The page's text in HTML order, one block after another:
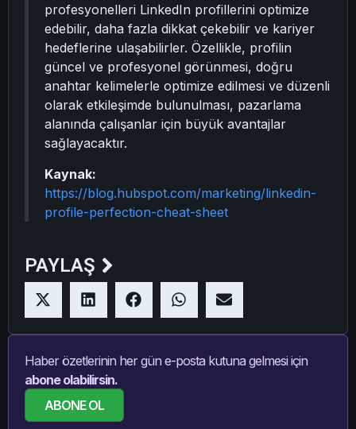
profesyonelleri LinkedIn profillerini optimize
edebilir, daha fazla dikkat çekebilir ve kariyer
hedeflerine ulaşabilirler. Özellikle, profilin
güncel ve profesyonel görünmesi, doğru
anahtar kelimelerle optimize edilmesi ve düzenli
olarak etkileşimde bulunulması, pazarlama
alanında çalışanlar için büyük avantajlar
sağlayacaktır.
Kaynak:
https://blog.hubspot.com/marketing/linkedin-
profile-perfection-cheat-sheet
PAYLAŞ
Haber özetlerinin her gün e-posta kutuna gelmesi için
abone olabilirsin.
ABONE OL